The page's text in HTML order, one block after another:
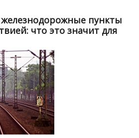
железнодорожные пункты
что это значит для